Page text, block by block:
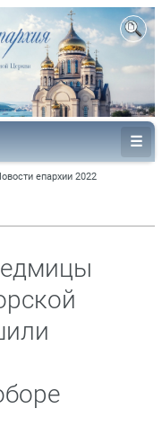
епархии 2022